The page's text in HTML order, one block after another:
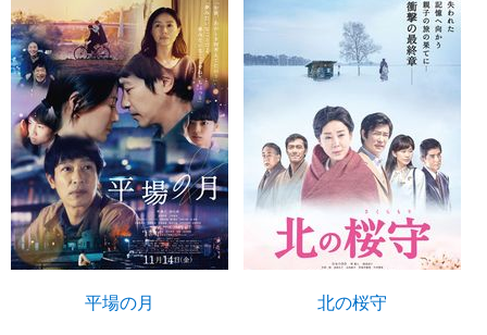
平場の月 北の桜守